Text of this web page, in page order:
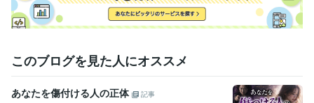
このブログを見た人にオススメ
あなたを傷付ける人の正体
記事